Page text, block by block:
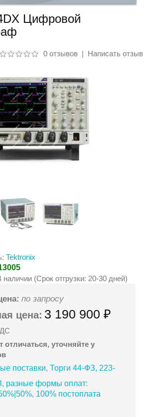
Цифровой
0 отзывов| Написать отзыв
Tektronix
наличии (Срок отгрузки: 20-30 дней)
по запросу
цена: 3 190 900 ₽
отличаться, уточняйте у
поставки, Торги 44-ФЗ, 223-
разные формы оплат:
100% постоплата